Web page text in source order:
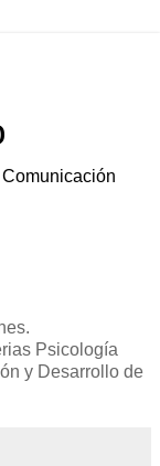
Psicología
y Desarrollo de